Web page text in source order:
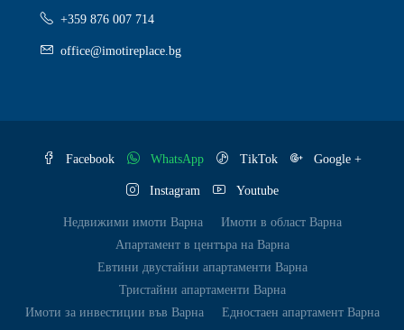
+359 876 007 714
office@imotireplace.bg
Facebook WhatsApp TikTok Google +
Instagram Youtube
Недвижими имоти Варна
Имоти в област Варна
Апартамент в центъра на Варна
Евтини двустайни апартаменти Варна
Тристайни апартаменти Варна
Имоти за инвестиции във Варна
Едностаен апартамент Варна